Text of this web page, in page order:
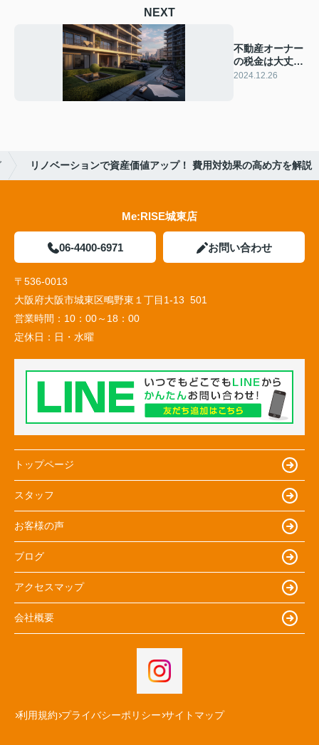
NEXT
不動産オーナー
の税金は大丈
夫？ 節税対策
2024.12.26
リノベーションで資産価値アップ！ 費用対効果の高め方を解説
Me:RISE城東店
06-4400-6971 お問い合わせ
〒536-0013
大阪府大阪市城東区鴫野東１丁目1-13 501
営業時間： 10：00～18：00
定休日： 日・水曜
トップページ
スタッフ
お客様の声
ブログ
アクセスマップ
会社概要
利用規約 プライバシーポリシー サイトマップ